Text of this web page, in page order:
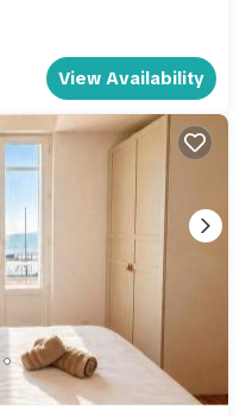
View Availability